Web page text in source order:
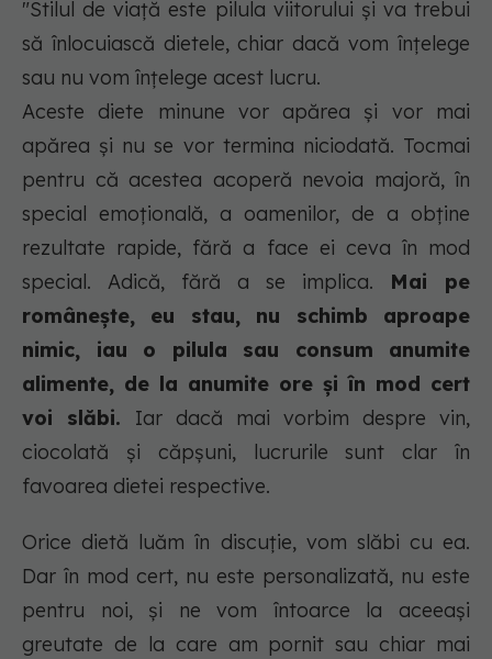
"Stilul de viață este pilula viitorului și va trebui
să înlocuiască dietele, chiar dacă vom înțelege
sau nu vom înțelege acest lucru.
Aceste diete minune vor apărea și vor mai
apărea și nu se vor termina niciodată. Tocmai
pentru că acestea acoperă nevoia majoră, în
special emoțională, a oamenilor, de a obține
rezultate rapide, fără a face ei ceva în mod
special. Adică, fără a se implica. Mai pe
românește, eu stau, nu schimb aproape
nimic, iau o pilula sau consum anumite
alimente, de la anumite ore și în mod cert
voi slăbi. Iar dacă mai vorbim despre vin,
ciocolată și căpșuni, lucrurile sunt clar în
favoarea dietei respective.
Orice dietă luăm în discuție, vom slăbi cu ea.
Dar în mod cert, nu este personalizată, nu este
pentru noi, și ne vom întoarce la aceeași
greutate de la care am pornit sau chiar mai